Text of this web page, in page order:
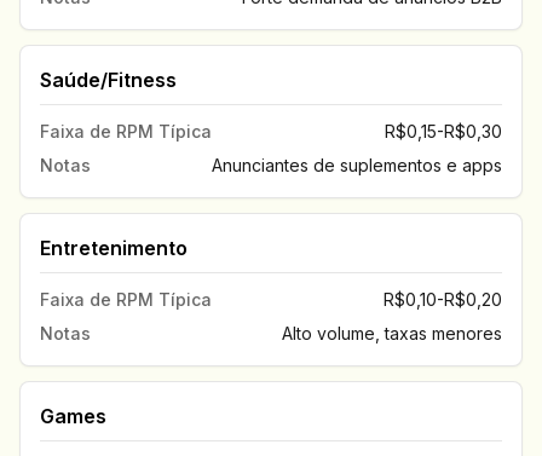
Saúde/Fitness
Faixa de RPM Típica
R$0,15-R$0,30
Notas
Anunciantes de suplementos e apps
Entretenimento
Faixa de RPM Típica
R$0,10-R$0,20
Notas
Alto volume, taxas menores
Games